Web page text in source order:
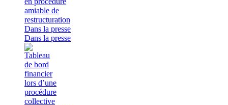
Dans la presse
Dans la presse